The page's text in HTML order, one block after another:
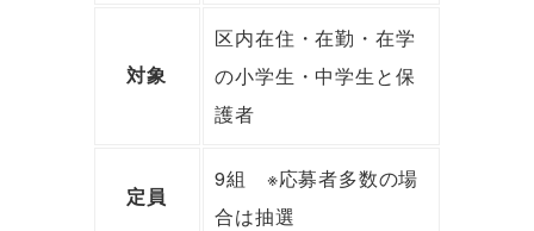
対象
区内在住・在勤・在学
の小学生・中学生と保
護者
定員
9組 ※応募者多数の場
合は抽選